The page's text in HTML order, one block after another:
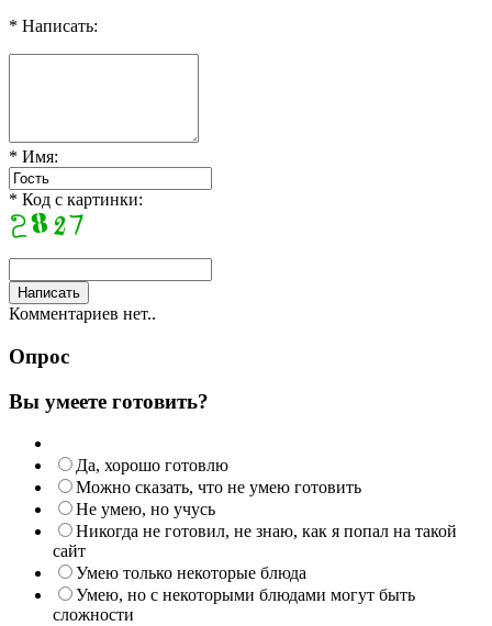
* Написать:
* Имя:
* Код с картинки:
Комментариев нет..
Опрос
Вы умеете готовить?
Да, хорошо готовлю
Можно сказать, что не умею готовить
Не умею, но учусь
Никогда не готовил, не знаю, как я попал на такой
сайт
Умею только некоторые блюда
Умею, но с некоторыми блюдами могут быть
сложности